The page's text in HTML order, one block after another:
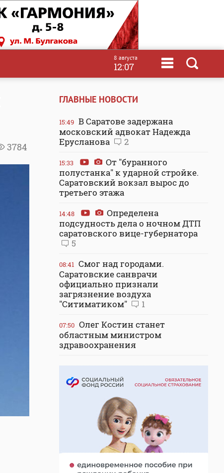
8 августа
12:07
3784
ГЛАВНЫЕ НОВОСТИ
15:49 В Саратове задержана
московский адвокат Надежда
Ерусланова
2
15:33
От "буранного
полустанка" к ударной стройке.
Саратовский вокзал вырос до
третьего этажа
14:48
Определена
подсудность дела о ночном ДТП
саратовского вице-губернатора
5
08:41 Смог над городами.
Саратовские санврачи
официально признали
загрязнение воздуха
"Ситиматиком"
1
07:50 Олег Костин станет
областным министром
здравоохранения